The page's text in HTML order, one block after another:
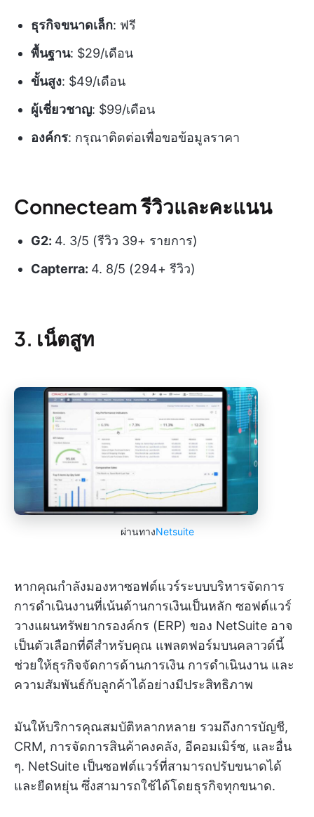
ธุรกิจขนาดเล็ก: ฟรี
พื้นฐาน: $29/เดือน
ขั้นสูง: $49/เดือน
ผู้เชี่ยวชาญ: $99/เดือน
องค์กร: กรุณาติดต่อเพื่อขอข้อมูลราคา
Connecteam รีวิวและคะแนน
G2: 4. 3/5 (รีวิว 39+ รายการ)
Capterra: 4. 8/5 (294+ รีวิว)
3. เน็ตสูท
ผ่านทางNetsuite
หากคุณกำลังมองหาซอฟต์แวร์ระบบบริหารจัดการ
การดำเนินงานที่เน้นด้านการเงินเป็นหลัก ซอฟต์แวร์
วางแผนทรัพยากรองค์กร (ERP) ของ NetSuite อาจ
เป็นตัวเลือกที่ดีสำหรับคุณ แพลตฟอร์มบนคลาวด์นี้
ช่วยให้ธุรกิจจัดการด้านการเงิน การดำเนินงาน และ
ความสัมพันธ์กับลูกค้าได้อย่างมีประสิทธิภาพ
มันให้บริการคุณสมบัติหลากหลาย รวมถึงการบัญชี,
CRM, การจัดการสินค้าคงคลัง, อีคอมเมิร์ซ, และอื่น
ๆ. NetSuite เป็นซอฟต์แวร์ที่สามารถปรับขนาดได้
และยืดหยุ่น ซึ่งสามารถใช้ได้โดยธุรกิจทุกขนาด.